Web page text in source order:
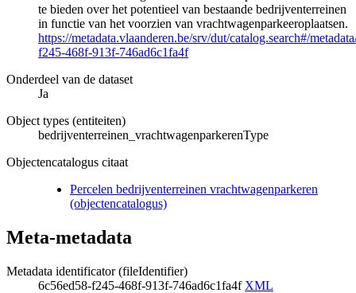
te bieden over het potentieel van bestaande bedrijventerreinen
in functie van het voorzien van vrachtwagenparkeeroplaatsen.
https://metadata.vlaanderen.be/srv/dut/catalog.search#/
f245-468f-913f-746ad6c1fa4f
Onderdeel van de dataset
Ja
Object types (entiteiten)
bedrijventerreinen_vrachtwagenparkerenType
Objectencatalogus citaat
Percelen bedrijventerreinen vrachtwagenparkeren
(objectencatalogus)
Meta-metadata
Metadata identificator (fileIdentifier)
6c56ed58-f245-468f-913f-746ad6c1fa4f XML